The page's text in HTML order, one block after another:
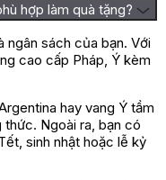
hợp làm quà tặng?
ngân sách của bạn. Với
cao cấp Pháp, Ý kèm
hay vang Ý tầm
Ngoài ra, bạn có
sinh nhật hoặc lễ kỷ